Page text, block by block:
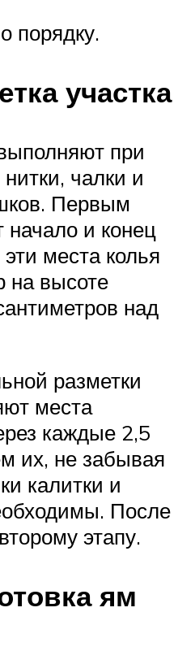
порядку.
участка
при
чалки и
Первым
и конец
места колья
на высоте
над
разметки
места
каждые 2,5
их, не забывая
калитки и
После
этапу.
ям